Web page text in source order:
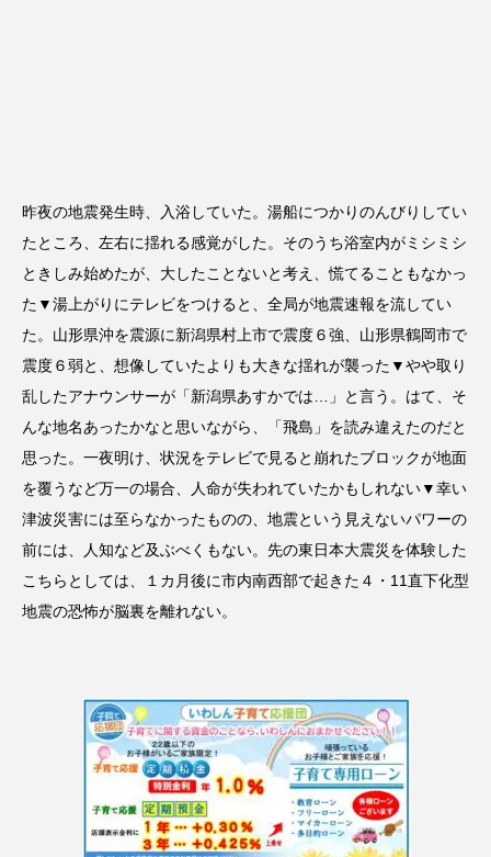
昨夜の地震発生時、入浴していた。湯船につかりのんびりしてい
たところ、左右に揺れる感覚がした。そのうち浴室内がミシミシ
ときしみ始めたが、大したことないと考え、慌てることもなかっ
た▼湯上がりにテレビをつけると、全局が地震速報を流してい
た。山形県沖を震源に新潟県村上市で震度６強、山形県鶴岡市で
震度６弱と、想像していたよりも大きな揺れが襲った▼やや取り
乱したアナウンサーが「新潟県あすかでは…」と言う。はて、そ
んな地名あったかなと思いながら、「飛島」を読み違えたのだと
思った。一夜明け、状況をテレビで見ると崩れたブロックが地面
を覆うなど万一の場合、人命が失われていたかもしれない▼幸い
津波災害には至らなかったものの、地震という見えないパワーの
前には、人知など及ぶべくもない。先の東日本大震災を体験した
こちらとしては、１カ月後に市内南西部で起きた４・11直下化型
地震の恐怖が脳裏を離れない。